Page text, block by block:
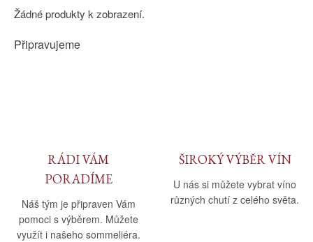
Žádné produkty k zobrazení.
Připravujeme
RÁDI VÁM
PORADÍME
Náš tým je připraven Vám
pomoci s výběrem. Můžete
využít i našeho sommeliéra.
ŠIROKÝ VÝBĚR VÍN
U nás si můžete vybrat víno
různých chutí z celého světa.